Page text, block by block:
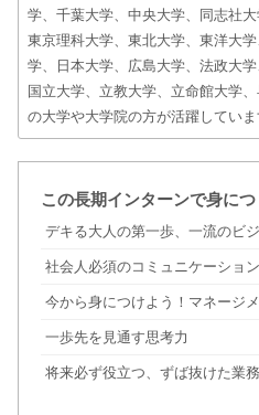
学、千葉大学、中央大学、同志社
東京理科大学、東北大学、東洋大
学、日本大学、広島大学、法政大
国立大学、立教大学、立命館大学
の大学や大学院の方が活躍していま
この長期インターンで身に
デキる大人の第一歩、一流のビ
社会人必須のコミュニケーショ
今から身につけよう！マネージ
一歩先を見通す思考力
将来必ず役立つ、ずば抜けた業